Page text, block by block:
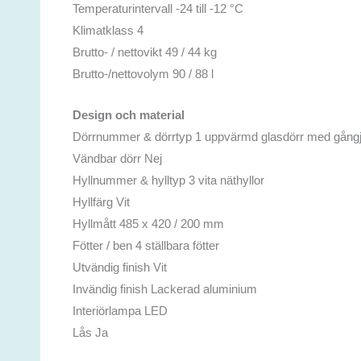
Temperaturintervall -24 till -12 °C
Klimatklass 4
Brutto- / nettovikt 49 / 44 kg
Brutto-/nettovolym 90 / 88 l
Design och material
Dörrnummer & dörrtyp 1 uppvärmd glasdörr med
Vändbar dörr Nej
Hyllnummer & hylltyp 3 vita näthyllor
Hyllfärg Vit
Hyllmått 485 x 420 / 200 mm
Fötter / ben 4 ställbara fötter
Utvändig finish Vit
Invändig finish Lackerad aluminium
Interiörlampa LED
Lås Ja